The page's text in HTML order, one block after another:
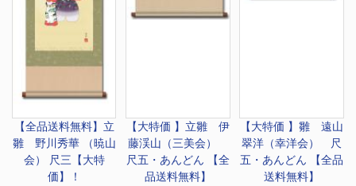
【全品送料無料】 立
雛 野川秀華 （暁山
会） 尺三【大特
価】！
【大特価 】 立雛 伊
藤渓山（三美会）
尺五・あんどん 【全
品送料無料】
【大特価 】雛 遠山
翠洋（幸洋会） 尺
五・あんどん 【全品
送料無料】